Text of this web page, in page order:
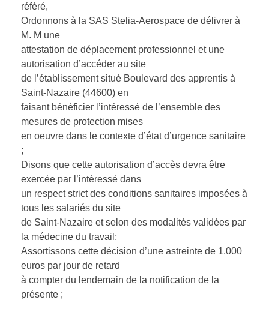
référé,
Ordonnons à la SAS Stelia-Aerospace de délivrer à
M. M une
attestation de déplacement professionnel et une
autorisation d’accéder au site
de l’établissement situé Boulevard des apprentis à
Saint-Nazaire (44600) en
faisant bénéficier l’intéressé de l’ensemble des
mesures de protection mises
en oeuvre dans le contexte d’état d’urgence sanitaire
;
Disons que cette autorisation d’accès devra être
exercée par l’intéressé dans
un respect strict des conditions sanitaires imposées à
tous les salariés du site
de Saint-Nazaire et selon des modalités validées par
la médecine du travail;
Assortissons cette décision d’une astreinte de 1.000
euros par jour de retard
à compter du lendemain de la notification de la
présente ;